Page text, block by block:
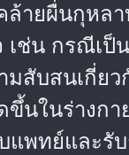
ล้ายผื่นกุห
เช่น กรณีเ
สับสนเกี่ย
นในร่างก
พทย์และรั